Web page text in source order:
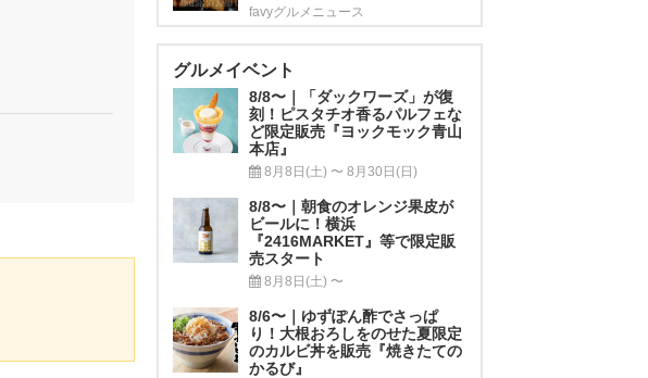
favyグルメニュース
グルメイベント
8/8〜｜「ダックワーズ」が復
刻！ピスタチオ香るパルフェな
ど限定販売『ヨックモック青山
本店』
8月8日(土) 〜 8月30日(日)
8/8〜｜朝食のオレンジ果皮が
ビールに！横浜
『2416MARKET』等で限定販
売スタート
8月8日(土) 〜
8/6〜｜ゆずぽん酢でさっぱ
り！大根おろしをのせた夏限定
のカルビ丼を販売『焼きたての
かるび』